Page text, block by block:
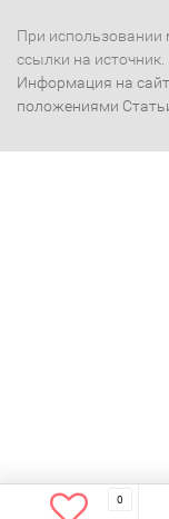
При использовании
ссылки на источник.
Информация на
положениями
0